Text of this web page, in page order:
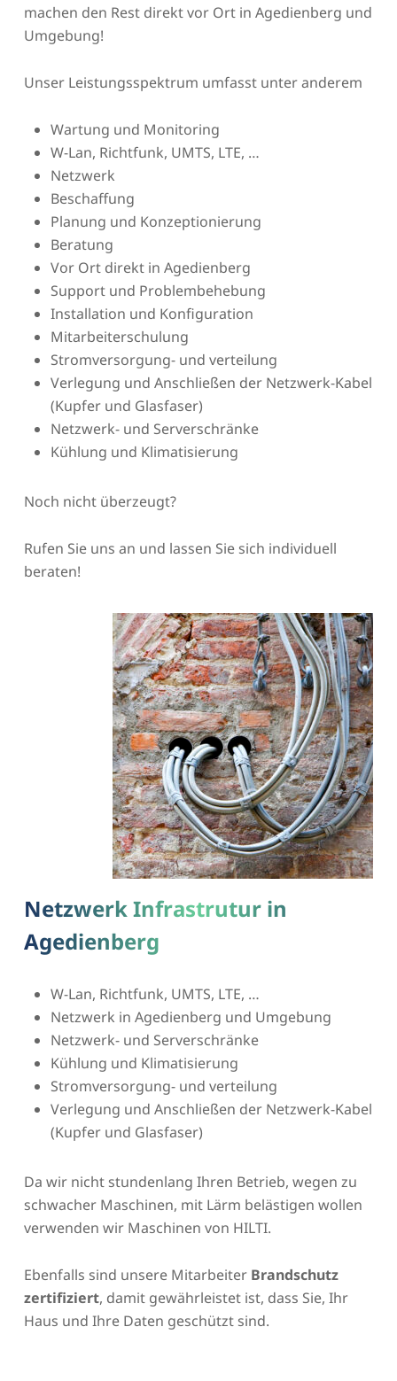
machen den Rest direkt vor Ort in Agedienberg und
Umgebung!
Unser Leistungsspektrum umfasst unter anderem
Wartung und Monitoring
W-Lan, Richtfunk, UMTS, LTE, …
Netzwerk
Beschaffung
Planung und Konzeptionierung
Beratung
Vor Ort direkt in Agedienberg
Support und Problembehebung
Installation und Konfiguration
Mitarbeiterschulung
Stromversorgung- und verteilung
Verlegung und Anschließen der Netzwerk-Kabel
(Kupfer und Glasfaser)
Netzwerk- und Serverschränke
Kühlung und Klimatisierung
Noch nicht überzeugt?
Rufen Sie uns an und lassen Sie sich individuell
beraten!
Netzwerk Infrastrutur in
Agedienberg
W-Lan, Richtfunk, UMTS, LTE, …
Netzwerk in Agedienberg und Umgebung
Netzwerk- und Serverschränke
Kühlung und Klimatisierung
Stromversorgung- und verteilung
Verlegung und Anschließen der Netzwerk-Kabel
(Kupfer und Glasfaser)
Da wir nicht stundenlang Ihren Betrieb, wegen zu
schwacher Maschinen, mit Lärm belästigen wollen
verwenden wir Maschinen von HILTI.
Ebenfalls sind unsere Mitarbeiter Brandschutz
zertifiziert, damit gewährleistet ist, dass Sie, Ihr
Haus und Ihre Daten geschützt sind.